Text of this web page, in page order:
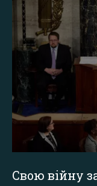
Свою війну